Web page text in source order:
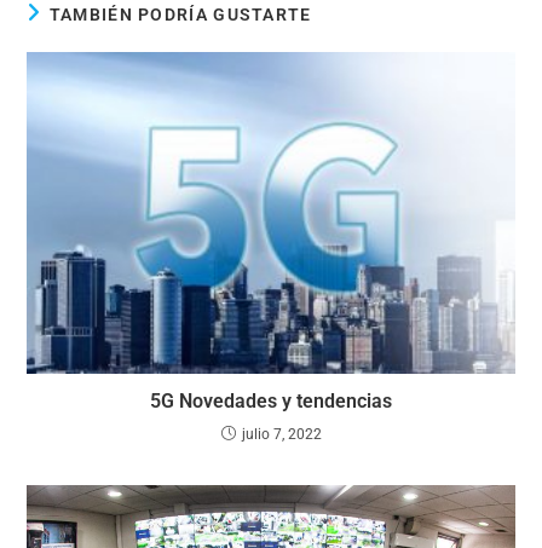
TAMBIÉN PODRÍA GUSTARTE
5G Novedades y tendencias
julio 7, 2022